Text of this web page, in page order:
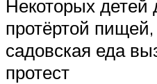
Некоторых детей
протёртой
садовская еда
протест